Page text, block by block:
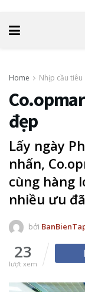
Home Nhịp cầu tiêu
đẹp
Lấy ngày
nhấn,
cùng hàng
nhiều ưu
bởi
23
lượt xem